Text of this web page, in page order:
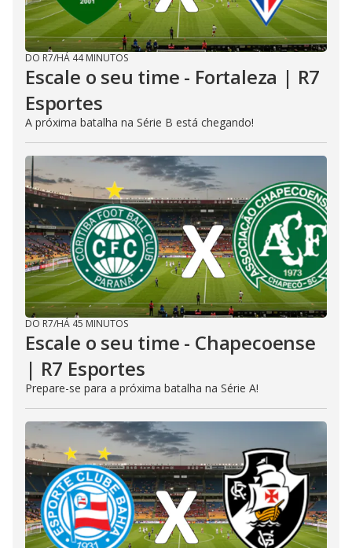
DO R7/HÁ 44 MINUTOS
Escale o seu time - Fortaleza | R7
Esportes
A próxima batalha na Série B está chegando!
DO R7/HÁ 45 MINUTOS
Escale o seu time - Chapecoense
| R7 Esportes
Prepare-se para a próxima batalha na Série A!